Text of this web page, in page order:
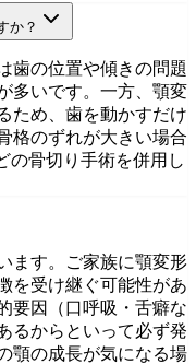
か？
歯の位置や傾きの問題
多いです。一方、顎変
ため、歯を動かすだけ
格のずれが大きい場合
の骨切り手術を併用し
ます。ご家族に顎変形
を受け継ぐ可能性があ
要因（口呼吸・舌癖な
るからといって必ず発
顎の成長が気になる場